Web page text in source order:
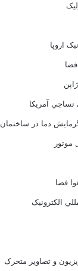
اروپا
نساجي آمريکا
دما در ساختمان
موتور
فضا
الکترونيک
و تصاوير متحرک